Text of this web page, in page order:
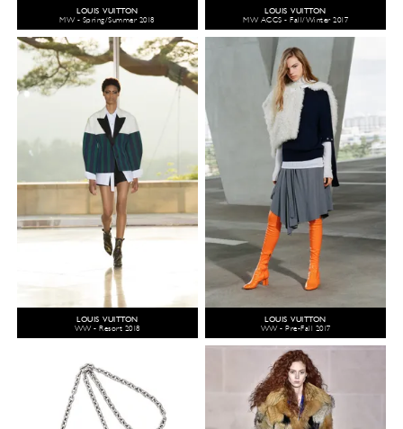
LOUIS VUITTON
MW - Spring/Summer 2018
LOUIS VUITTON
MW ACCS - Fall/Winter 2017
LOUIS VUITTON
WW - Resort 2018
LOUIS VUITTON
WW - Pre-Fall 2017